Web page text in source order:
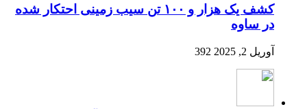
کشف یک هزار و ۱۰۰ تن سیب زمینی احتکار شده
در ساوه
آوریل 2, 2025 392